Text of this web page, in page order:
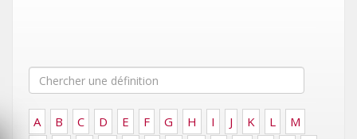
A B C D E F G H I J K L
M